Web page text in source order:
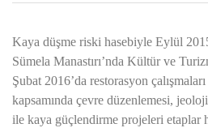
Kaya düşme riski hasebiyle Eylül
Sümela Manastırı’nda Kültür ve
Şubat 2016’da restorasyon
kapsamında çevre düzenlemesi,
ile kaya güçlendirme projeleri etaplar